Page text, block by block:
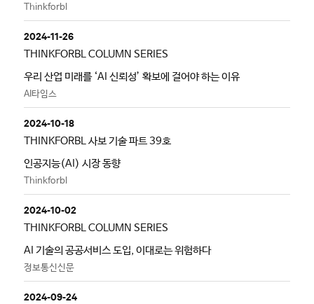
Thinkforbl
2024-11-26
THINKFORBL COLUMN SERIES
우리 산업 미래를 ‘AI 신뢰성’ 확보에 걸어야 하는 이유
AI타임스
2024-10-18
THINKFORBL 사보 기술 파트 39호
인공지능(AI) 시장 동향
Thinkforbl
2024-10-02
THINKFORBL COLUMN SERIES
AI 기술의 공공서비스 도입, 이대로는 위험하다
정보통신신문
2024-09-24